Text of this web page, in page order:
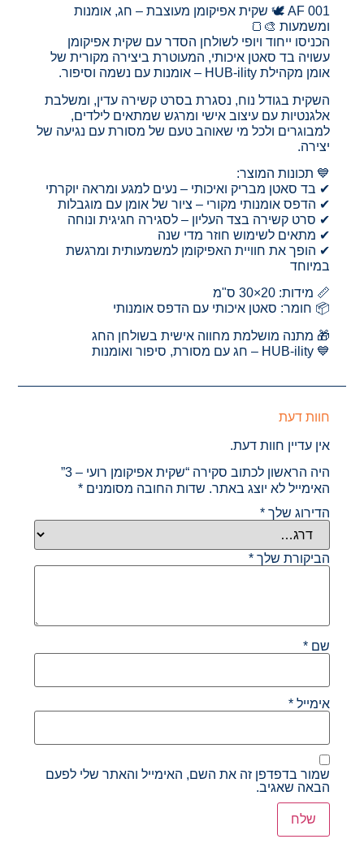
AF 001 🕊️ שקית אפיקומן מעוצבת – חג, אומנות
ומשמעות 🎨🍞
הכניסו ייחוד ויופי לשולחן הסדר עם שקית אפיקומן
עשויה בד סאטן איכותי, המעוטרת ביצירה מקורית של
אומן מקהילת HUB-ility – אומנות עם נשמה וסיפור.
השקית בגודל נוח, נסגרת בסרט קשירה עדין, ומשלבת
אלגנטיות עם עיצוב אישי ומרגש שמתאים לילדים,
למבוגרים ולכל מי שאוהב טעם של מסורת עם נגיעה של
יצירה.
💙 תכונות המוצר:
✔ בד סאטן מבריק ואיכותי – נעים למגע ומראה יוקרתי
✔ הדפס אומנותי מקורי – ציור של אומן עם מוגבלות
✔ סרט קשירה בצד העליון – לסגירה חגיגית ונוחה
✔ מתאים לשימוש חוזר מדי שנה
✔ הופך את חוויית האפיקומן למשמעותית ומרגשת
במיוחד
📏 מידות: 20×30 ס"מ
📦 חומר: סאטן איכותי עם הדפס אומנותי
🎁 מתנה מושלמת מחווה אישית בשולחן החג
💙 HUB-ility – חג עם מסורת, סיפור ואומנות
חוות דעת
אין עדיין חוות דעת.
היה הראשון לכתוב סקירה “שקית אפיקומן רועי – 3”
האימייל לא יוצג באתר. שדות החובה מסומנים*
הדירוג שלך*
הביקורת שלך*
שם*
אימייל*
שמור בדפדפן זה את השם, האימייל והאתר שלי לפעם
הבאה שאגיב.